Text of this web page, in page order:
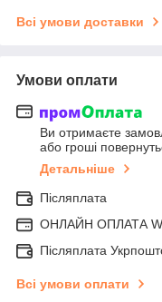
Всі умови доставки
Умови оплати
Ви отримаєте
або гроші
Детальніше
Післяплата
ОНЛАЙН ОПЛАТА
Післяплата
Всі умови оплати